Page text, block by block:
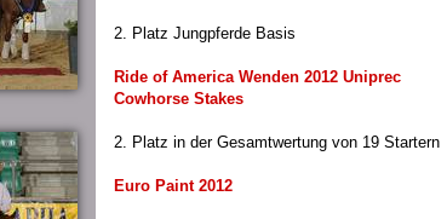
2. Platz Jungpferde Basis
Ride of America Wenden 2012 Uniprec
Cowhorse Stakes
2. Platz in der Gesamtwertung von 19 Startern
Euro Paint 2012